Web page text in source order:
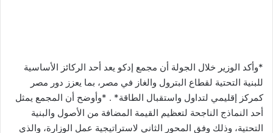
*وأكد الوزير خلال الجولة أن مجمع إدكو يعد أحد الركائز الأساسية
للبنية التحتية لقطاع البترول والغاز في مصر، بما يعزز دور مصر
كمركز إقليمي لتداول واستقبال الطاقة* . *وأوضح أن المجمع يمثل
أحد النماذج الناجحة لتعظيم القيمة المضافة من الأصول والبنية
التحتية، وذلك وفق المحور الثاني لاستراتيجية عمل الوزارة، والذي